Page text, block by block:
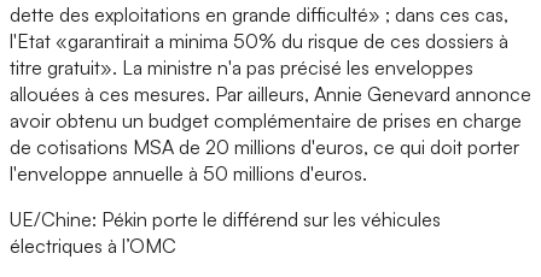
dette des exploitations en grande difficulté» ; dans ces cas,
l'Etat «garantirait a minima 50% du risque de ces dossiers à
titre gratuit». La ministre n'a pas précisé les enveloppes
allouées à ces mesures. Par ailleurs, Annie Genevard annonce
avoir obtenu un budget complémentaire de prises en charge
de cotisations MSA de 20 millions d'euros, ce qui doit porter
l'enveloppe annuelle à 50 millions d'euros.
UE/Chine: Pékin porte le différend sur les véhicules
électriques à l’OMC